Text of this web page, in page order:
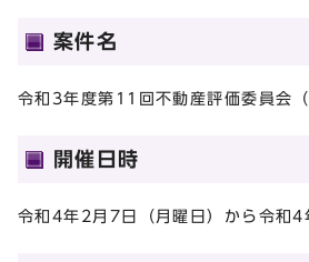
案件名
令和3年度第11回不動産評価委員会（
開催日時
令和4年2月7日（月曜日）から令和4